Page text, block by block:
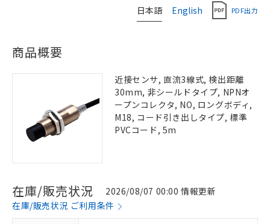
日本語 English PDF出力
商品概要
近接センサ, 直流3線式, 検出距離
30mm, 非シールドタイプ, NPNオ
ープンコレクタ, NO, ロングボディ,
M18, コード引き出しタイプ, 標準
PVCコード, 5m
在庫/販売状況
2026/08/07 00:00 情報更新
在庫/販売状況 ご利用条件